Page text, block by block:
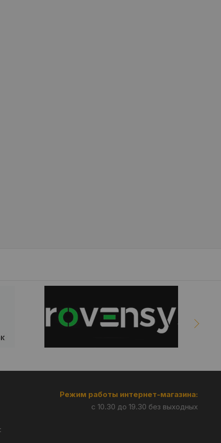
Режим работы интернет-магазина:
с 10.30 до 19.30 без выходных